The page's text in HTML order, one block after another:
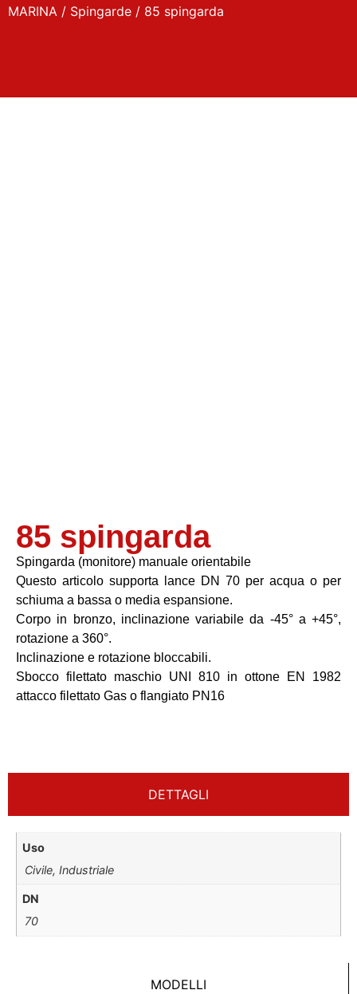
MARINA / Spingarde / 85 spingarda
85 spingarda
Spingarda (monitore) manuale orientabile
Questo articolo supporta lance DN 70 per acqua o per
schiuma a bassa o media espansione.
Corpo in bronzo, inclinazione variabile da -45° a +45°,
rotazione a 360°.
Inclinazione e rotazione bloccabili.
Sbocco filettato maschio UNI 810 in ottone EN 1982
attacco filettato Gas o flangiato PN16
DETTAGLI
MODELLI
Uso
Civile, Industriale
DN
70